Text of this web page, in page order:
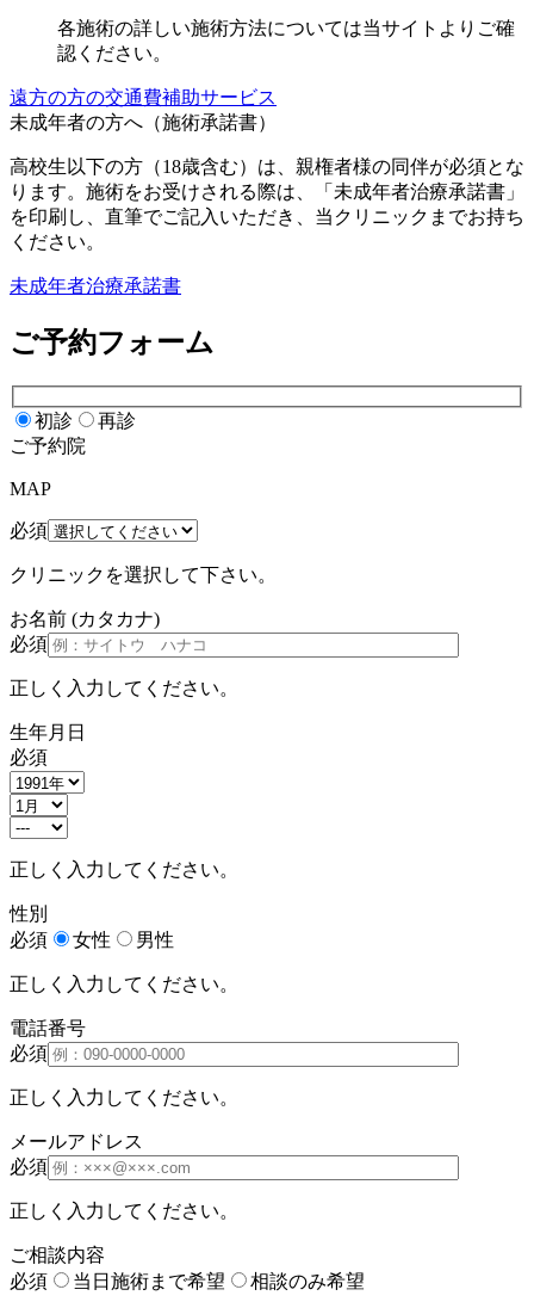
各施術の詳しい施術方法については当サイトよりご確
認ください。
遠方の方の交通費補助サービス
未成年者の方へ（施術承諾書）
高校生以下の方（18歳含む）は、親権者様の同伴が必須とな
ります。施術をお受けされる際は、「未成年者治療承諾書」
を印刷し、直筆でご記入いただき、当クリニックまでお持ち
ください。
未成年者治療承諾書
ご予約フォーム
初診
再診
ご予約院
MAP
必須
クリニックを選択して下さい。
お名前 (カタカナ)
必須
正しく入力してください。
生年月日
必須
正しく入力してください。
性別
必須
女性 男性
正しく入力してください。
電話番号
必須
正しく入力してください。
メールアドレス
必須
正しく入力してください。
ご相談内容
必須
当日施術まで希望 相談のみ希望